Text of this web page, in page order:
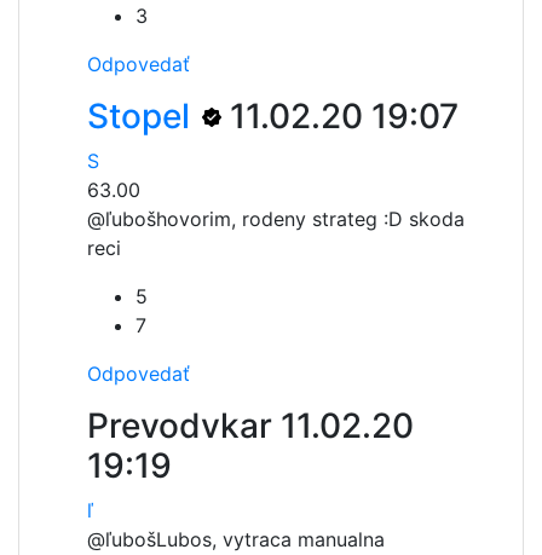
3
Odpovedať
Stopel 11.02.20 19:07
S
63.00
@ľubošhovorim, rodeny strateg :D skoda
reci
5
7
Odpovedať
Prevodvkar 11.02.20
19:19
ľ
@ľubošLubos, vytraca manualna